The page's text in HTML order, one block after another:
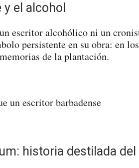
el alcohol
escritor alcohólico ni un
persistente en su obra: en
de la plantación.
historia destilada del